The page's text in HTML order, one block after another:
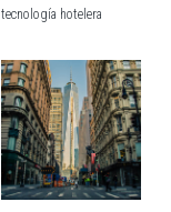
tecnología hotelera